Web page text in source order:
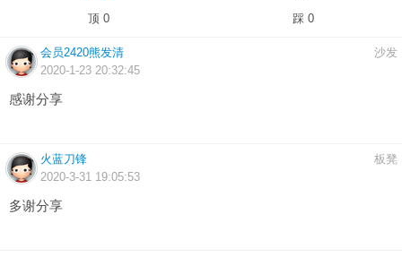
顶 0 踩 0
沙发
会员2420熊发清
2020-1-23 20:32:45
感谢分享
板凳
火蓝刀锋
2020-3-31 19:05:53
多谢分享